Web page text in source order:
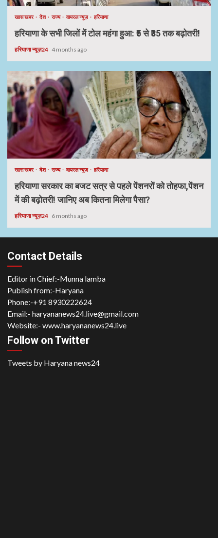
खास खबर देश राज्य वायरल न्यूज़ हरियाणा
हरियाणा के सभी जिलों में टोल महंगा हुआ: ₹5 से ₹35 तक बढ़ोतरी!
हरियाणा न्यूज़24 4 months ago
खास खबर देश राज्य वायरल न्यूज़ हरियाणा
हरियाणा सरकार का बजट सत्र से पहले पेंशनरों को तोहफा,पेंशन
में की बढ़ोतरी! जानिए अब कितना मिलेगा पैसा?
हरियाणा न्यूज़24 6 months ago
Contact Details
Editor in Chief:-Munna lamba
Publish from:-Haryana
Phone:-+91 8930222624
Email:- haryananews24.live@gmail.com
Website:- www.haryananews24.live
Follow on Twitter
Tweets by Haryana news24